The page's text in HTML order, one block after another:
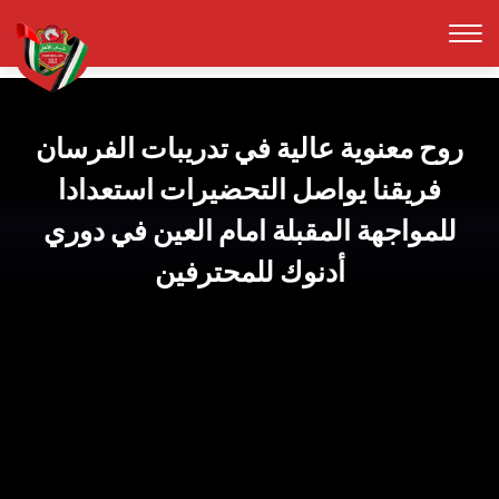
روح معنوية عالية في تدريبات الفرسان
فريقنا يواصل التحضيرات استعدادا
للمواجهة المقبلة امام العين في دوري
أدنوك للمحترفين